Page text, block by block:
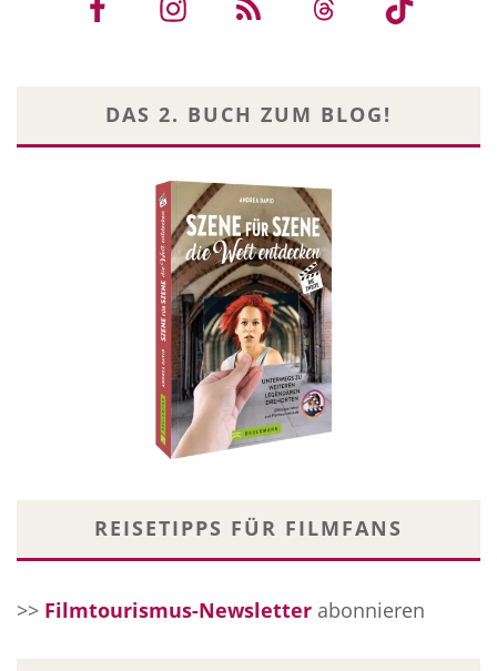
DAS 2. BUCH ZUM BLOG!
REISETIPPS FÜR FILMFANS
>> Filmtourismus-Newsletter abonnieren